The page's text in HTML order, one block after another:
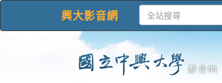
興大影音網